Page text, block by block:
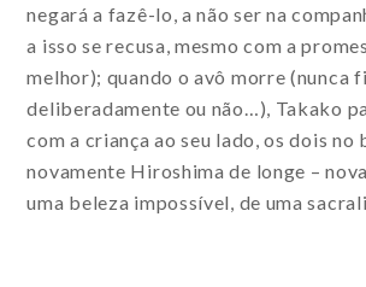
negará a fazê-lo, a não ser na
a isso se recusa, mesmo com a
melhor); quando o avô morre (nunca
deliberadamente ou não…), Takako
com a criança ao seu lado, os dois no
novamente Hiroshima de longe –
uma beleza impossível, de uma